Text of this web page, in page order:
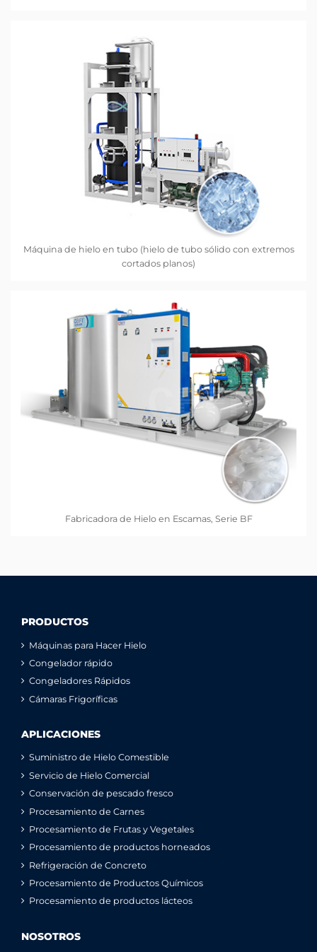
Máquina de hielo en tubo (hielo de tubo sólido con extremos
cortados planos)
Fabricadora de Hielo en Escamas, Serie BF
PRODUCTOS
Máquinas para Hacer Hielo
Congelador rápido
Congeladores Rápidos
Cámaras Frigoríficas
APLICACIONES
Suministro de Hielo Comestible
Servicio de Hielo Comercial
Conservación de pescado fresco
Procesamiento de Carnes
Procesamiento de Frutas y Vegetales
Procesamiento de productos horneados
Refrigeración de Concreto
Procesamiento de Productos Químicos
Procesamiento de productos lácteos
NOSOTROS